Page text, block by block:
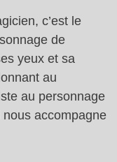
c’est le
de
yeux et sa
au
au personnage
accompagne